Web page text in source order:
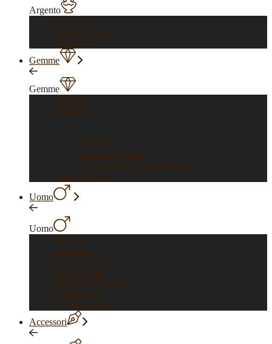
Argento
Vedi tutti
Gioielli Argento
Argenteria
Gemme
Gemme
Vedi tutti
Diamanti
Vedi tutti
Certificati Orofirst
Certificati istituti gemmologici
Pietre preziose
Uomo
Uomo
Vedi tutti
Anelli oro
Anelli Argento
Bracciali Oro
Bracciali Argento
Collane Oro
Collane Argento
Accessori